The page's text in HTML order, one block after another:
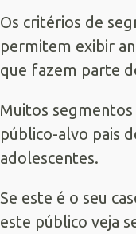
Os critérios de
permitem exibir
que fazem parte
Muitos
público-alvo pais
adolescentes.
Se este é o seu
este público veja